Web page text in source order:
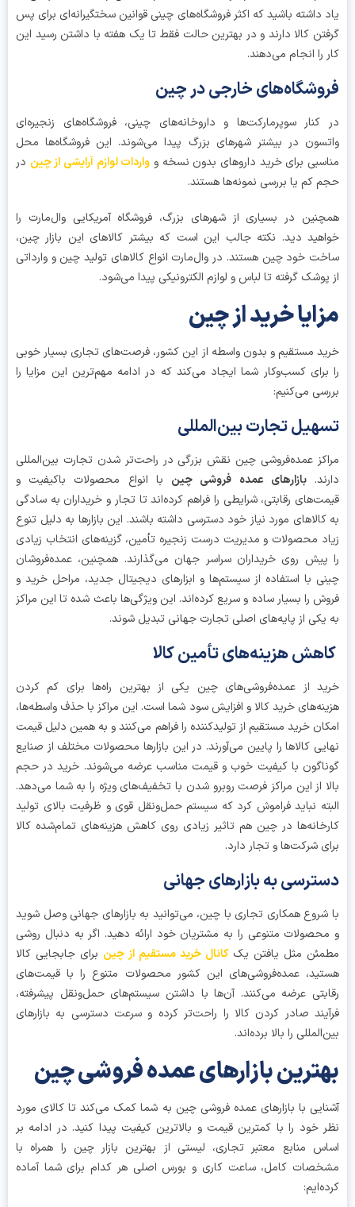
داشته باشید که اکثر فروشگاه‌های چینی قوانین سختگیرانه‌ای برای پس
کالا دارند و در بهترین حالت فقط تا یک هفته با داشتن رسید این
را انجام می‌دهند.
خارجی در چین
سوپرمارکت‌ها و داروخانه‌های چینی، فروشگاه‌های زنجیره‌ای
در بیشتر شهرهای بزرگ پیدا می‌شوند. این فروشگاه‌ها محل
برای خرید داروهای بدون نسخه وواردات لوازم آرایشی از چیندر
کم یا بررسی نمونه‌ها هستند.
در بسیاری از شهرهای بزرگ، فروشگاه آمریکایی وال‌مارت را
دید. نکته جالب این است که بیشتر کالاهای این بازار چین،
خود چین هستند. در وال‌مارت انواع کالاهای تولید چین و وارداتی
گرفته تا لباس و لوازم الکترونیکی پیدا می‌شود.
خرید از چین
مستقیم و بدون واسطه از این کشور، فرصت‌های تجاری بسیار خوبی
کسب‌وکار شما ایجاد می‌کند که در ادامه مهم‌ترین این مزایا را
می‌کنیم:
تجارت بین‌المللی
عمده‌فروشی چین نقش بزرگی در راحت‌تر شدن تجارت بین‌المللی
بازارهای عمده فروشی چین با انواع محصولات باکیفیت و
رقابتی، شرایطی را فراهم کرده‌اند تا تجار و خریداران به سادگی
مورد نیاز خود دسترسی داشته باشند. این بازارها به دلیل تنوع
محصولات و مدیریت درست زنجیره تأمین، گزینه‌های انتخاب زیادی
پیش روی خریداران سراسر جهان می‌گذارند. همچنین، عمده‌فروشان
با استفاده از سیستم‌ها و ابزارهای دیجیتال جدید، مراحل خرید و
را بسیار ساده و سریع کرده‌اند. این ویژگی‌ها باعث شده تا این مراکز
از پایه‌های اصلی تجارت جهانی تبدیل شوند.
هزینه‌های تأمین کالا
از عمده‌فروشی‌های چین یکی از بهترین راه‌ها برای کم کردن
خرید کالا و افزایش سود شما است. این مراکز با حذف واسطه‌ها،
خرید مستقیم از تولیدکننده را فراهم می‌کنند و به همین دلیل قیمت
کالاها را پایین می‌آورند. در این بازارها محصولات مختلف از صنایع
با کیفیت خوب و قیمت مناسب عرضه می‌شوند. خرید در حجم
از این مراکز فرصت روبرو شدن با تخفیف‌های ویژه را به شما می‌دهد.
نباید فراموش کرد که سیستم حمل‌ونقل قوی و ظرفیت بالای تولید
در چین هم تاثیر زیادی روی کاهش هزینه‌های تمام‌شده کالا
شرکت‌ها و تجار دارد.
به بازارهای جهانی
همکاری تجاری با چین، می‌توانید به بازارهای جهانی وصل شوید
متنوعی را به مشتریان خود ارائه دهید. اگر به دنبال روشی
مثل یافتن یککانال خرید مستقیم از چینبرای جابجایی کالا
عمده‌فروشی‌های این کشور محصولات متنوع را با قیمت‌های
عرضه می‌کنند. آن‌ها با داشتن سیستم‌های حمل‌ونقل پیشرفته،
صادر کردن کالا را راحت‌تر کرده و سرعت دسترسی به بازارهای
را بالا برده‌اند.
بازارهای عمده فروشی چین
با بازارهای عمده فروشی چین به شما کمک می‌کند تا کالای مورد
خود را با کمترین قیمت و بالاترین کیفیت پیدا کنید. در ادامه بر
منابع معتبر تجاری، لیستی از بهترین بازار چین را همراه با
کامل، ساعت کاری و بورس اصلی هر کدام برای شما آماده